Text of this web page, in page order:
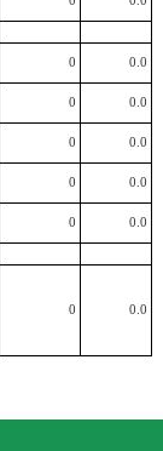
0 0.0
0 0.0
0 0.0
0 0.0
0 0.0
0 0.0